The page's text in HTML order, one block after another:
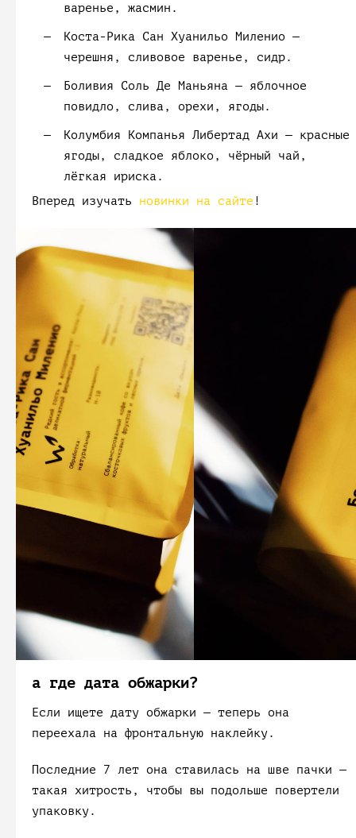
варенье, жасмин.
Коста-Рика Сан Хуанильо Миленио —
черешня, сливовое варенье, сидр.
Боливия Соль Де Маньяна — яблочное
повидло, слива, орехи, ягоды.
Колумбия Компанья Либертад Ахи — красные
ягоды, сладкое яблоко, чёрный чай,
лёгкая ириска.
Вперед изучать новинки на сайте !
а где дата обжарки?
Если ищете дату обжарки — теперь она
переехала на фронтальную наклейку.
Последние 7 лет она ставилась на шве пачки —
такая хитрость, чтобы вы подольше повертели
упаковку.